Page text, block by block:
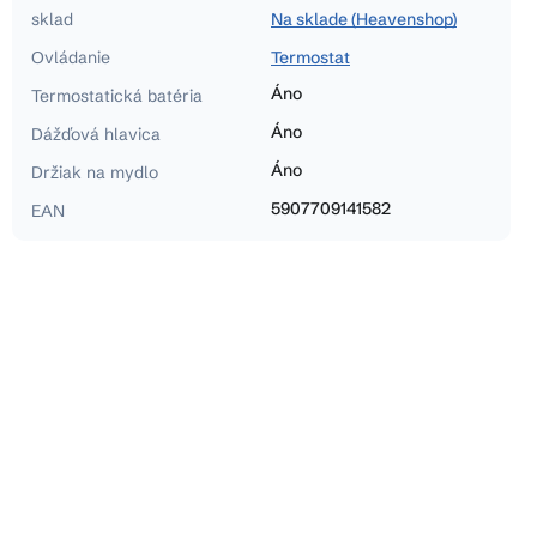
sklad
Na sklade (Heavenshop)
Ovládanie
Termostat
Termostatická batéria
Áno
Dážďová hlavica
Áno
Držiak na mydlo
Áno
EAN
5907709141582